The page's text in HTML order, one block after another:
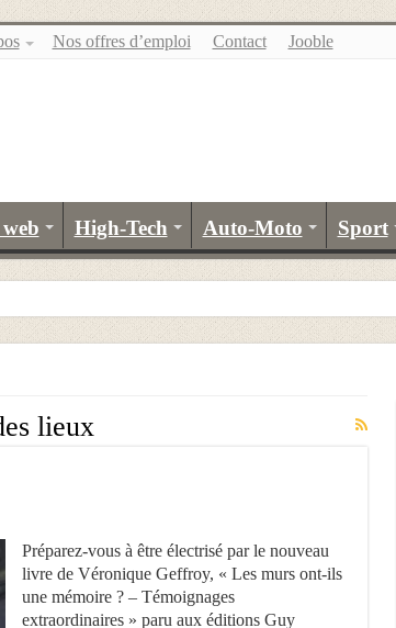
Nos offres d’emploi Contact Jooble
High-Tech Auto-Moto Sport
lieux
Préparez-vous à être électrisé par le nouveau
livre de Véronique Geffroy, « Les murs ont-ils
une mémoire ? – Témoignages
extraordinaires » paru aux éditions Guy